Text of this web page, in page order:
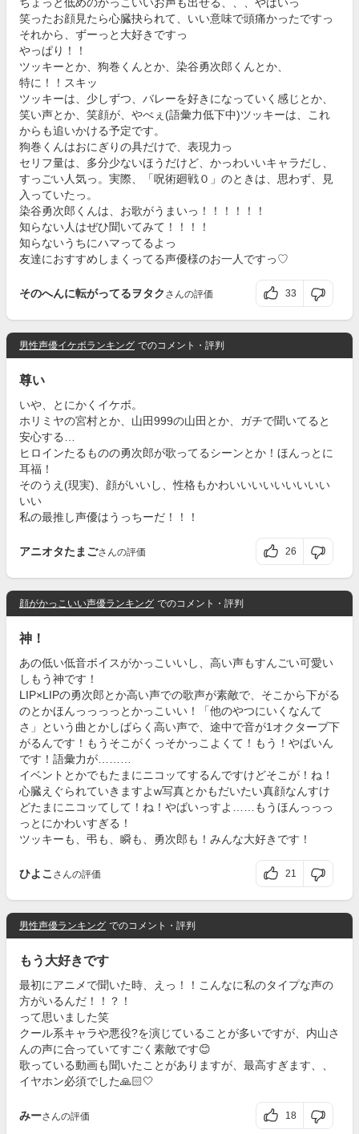
笑ったお顔見たら心臓抉られて、いい意味で頭痛かったですっ
それから、ずーっと大好きですっ
やっぱり！！
ツッキーとか、狗巻くんとか、染谷勇次郎くんとか、
特に！！スキッ
ツッキーは、少しずつ、バレーを好きになっていく感じとか、
笑い声とか、笑顔が、やべぇ(語彙力低下中)ツッキーは、これ
からも追いかける予定です。
狗巻くんはおにぎりの具だけで、表現力っ
セリフ量は、多分少ないほうだけど、かっわいいキャラだし、
すっごい人気っ。実際、「呪術廻戦０」のときは、思わず、見
入っていたっ。
染谷勇次郎くんは、お歌がうまいっ！！！！！！
知らない人はぜひ聞いてみて！！！！
知らないうちにハマってるよっ
友達におすすめしまくってる声優様のお一人ですっ♡
そのへんに転がってるヲタク さんの評価 33
男性声優イケボランキング でのコメント・評判
尊い
いや、とにかくイケボ。
ホリミヤの宮村とか、山田999の山田とか、ガチで聞いてると
安心する…
ヒロインたるものの勇次郎が歌ってるシーンとか！ほんっとに
耳福！
そのうえ(現実)、顔がいいし、性格もかわいいいいいいいいい
いい
私の最推し声優はうっちーだ！！！
アニオタたまごさんの評価 26
顔がかっこいい声優ランキング でのコメント・評判
神！
あの低い低音ボイスがかっこいいし、高い声もすんごい可愛い
しもう神です！
LIP×LIPの勇次郎とか高い声での歌声が素敵で、そこから下がる
のとかほんっっっっとかっこいい！「他のやつにいくなんて
さ」という曲とかしばらく高い声で、途中で音が1オクターブ下
がるんです！もうそこがくっそかっこよくて！もう！やばいん
です！語彙力が………
イベントとかでもたまにニコッてするんですけどそこが！ね！
心臓えぐられていきますよw写真とかもだいたい真顔なんすけ
どたまにニコッてして！ね！やばいっすよ……もうほんっっっ
っとにかわいすぎる！
ツッキーも、弔も、瞬も、勇次郎も！みんな大好きです！
ひよこ さんの評価 21
男性声優ランキング でのコメント・評判
もう大好きです
最初にアニメで聞いた時、えっ！！こんなに私のタイプな声の
方がいるんだ！！？！
って思いました笑
クール系キャラや悪役?を演じていることが多いですが、内山さ
んの声に合っていてすごく素敵です😊
歌っている動画も聞いたことがありますが、最高すぎます、、
イヤホン必須でした🙏🏻🤍
みーさんの評価 18